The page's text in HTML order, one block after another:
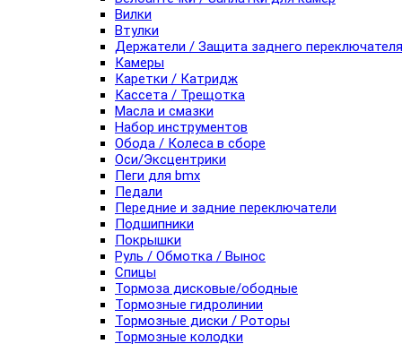
Вилки
Втулки
Держатели / Защита заднего переключателя
Камеры
Каретки / Катридж
Кассета / Трещотка
Масла и смазки
Набор инструментов
Обода / Колеса в сборе
Оси/Эксцентрики
Пеги для bmx
Педали
Передние и задние переключатели
Подшипники
Покрышки
Руль / Обмотка / Вынос
Спицы
Тормоза дисковые/ободные
Тормозные гидролинии
Тормозные диски / Роторы
Тормозные колодки